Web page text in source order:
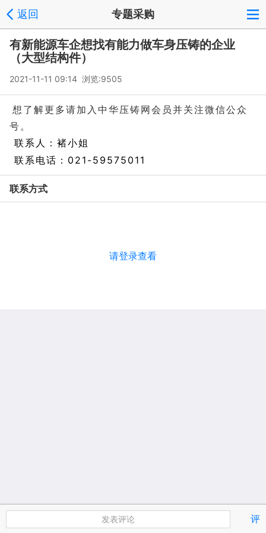
返回 专题采购
有新能源车企想找有能力做车身压铸的企业
（大型结构件）
2021-11-11 09:14 浏览:9505
想了解更多请加入中华压铸网会员并关注微信公众
号。
联系人：褚小姐
联系电话：021-59575011
联系方式
请登录查看
发表评论 评